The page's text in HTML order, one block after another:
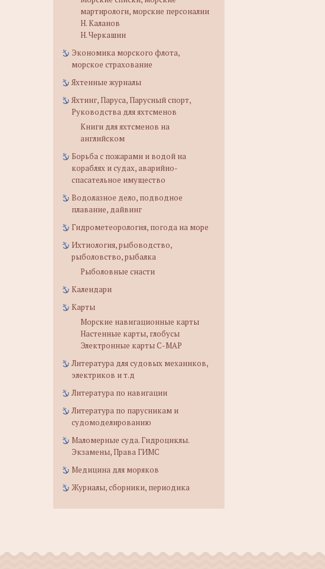
мартирологи, морские персоналии
Н. Каланов
Н. Черкашин
Экономика морского флота,
морское страхование
Яхтенные журналы
Яхтинг, Паруса, Парусный спорт,
Руководства для яхтсменов
Книги для яхтсменов на
английском
Борьба с пожарами и водой на
кораблях и судах, аварийно-
спасательное имущество
Водолазное дело, подводное
плавание, дайвинг
Гидрометеорология, погода на море
Ихтиология, рыбоводство,
рыболовство, рыбалка
Рыболовные снасти
Календари
Карты
Морские навигационные карты
Настенные карты, глобусы
Электронные карты C-MAP
Литература для судовых механиков,
электриков и т.д
Литература по навигации
Литература по парусникам и
судомоделированию
Маломерные суда. Гидроциклы.
Экзамены, Права ГИМС
Медицина для моряков
Журналы, сборники, периодика